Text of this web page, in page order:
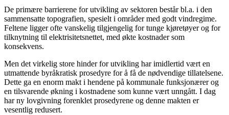
De primære barrierene for utvikling av sektoren består bl.a. i den
sammensatte topografien, spesielt i områder med godt vindregime.
Feltene ligger ofte vanskelig tilgjengelig for tunge kjøretøyer og for
tilknytning til elektrisitetsnettet, med økte kostnader som
konsekvens.
Men det virkelig store hinder for utvikling har imidlertid vært en
utmattende byråkratisk prosedyre for å få de nødvendige tillatelsene.
Dette ga en enorm makt i hendene på kommunale funksjonærer og
en tilsvarende økning i kostnadene som kunne vært unngått. I dag
har ny lovgivning forenklet prosedyrene og denne makten er
vesentlig redusert.